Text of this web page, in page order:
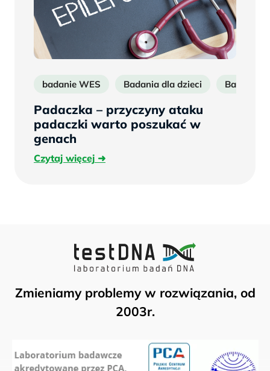
badanie WES Badania dla dzieci Badania
Padaczka – przyczyny ataku
padaczki warto poszukać w
genach
Czytaj więcejCzytaj
Zmieniamy problemy w rozwiązania, od
2003r.